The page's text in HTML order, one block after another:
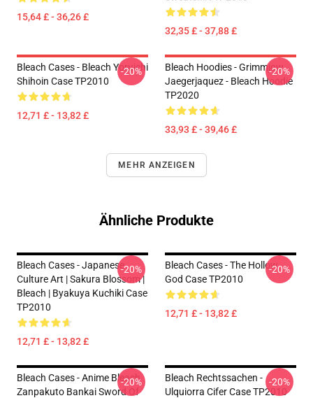
15,64 £ - 36,26 £
32,35 £ - 37,88 £
Bleach Cases - Bleach Yoruichi
Shihoin Case TP2010
12,71 £ - 13,82 £
-20%
Bleach Hoodies - Grimmjow
Jaegerjaquez - Bleach Hoodie
TP2020
33,93 £ - 39,46 £
-20%
MEHR ANZEIGEN
Ähnliche Produkte
Bleach Cases - Japanese
Culture Art | Sakura Blossom |
Bleach | Byakuya Kuchiki Case
TP2010
12,71 £ - 13,82 £
-20%
Bleach Cases - The Hollow
God Case TP2010
12,71 £ - 13,82 £
-20%
Bleach Cases - Anime Bleach
Zanpakuto Bankai Sword Of
-20%
Bleach Rechtssachen -
Ulquiorra Cifer Case TP2010
-20%